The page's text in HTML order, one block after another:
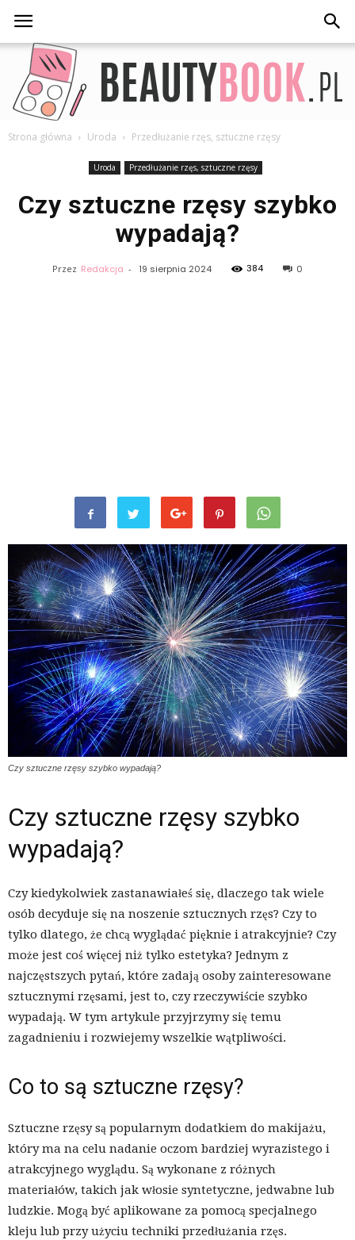
Strona główna Uroda Przedłużanie rzęs, sztuczne rzęsy
Uroda Przedłużanie rzęs, sztuczne rzęsy
Czy sztuczne rzęsy szybko
wypadają?
Przez Redakcja - 19 sierpnia 2024 384 0
Czy sztuczne rzęsy szybko wypadają?
Czy sztuczne rzęsy szybko
wypadają?
Czy kiedykolwiek zastanawiałeś się, dlaczego tak wiele
osób decyduje się na noszenie sztucznych rzęs? Czy to
tylko dlatego, że chcą wyglądać pięknie i atrakcyjnie? Czy
może jest coś więcej niż tylko estetyka? Jednym z
najczęstszych pytań, które zadają osoby zainteresowane
sztucznymi rzęsami, jest to, czy rzeczywiście szybko
wypadają. W tym artykule przyjrzymy się temu
zagadnieniu i rozwiejemy wszelkie wątpliwości.
Co to są sztuczne rzęsy?
Sztuczne rzęsy są popularnym dodatkiem do makijażu,
który ma na celu nadanie oczom bardziej wyrazistego i
atrakcyjnego wyglądu. Są wykonane z różnych
materiałów, takich jak włosie syntetyczne, jedwabne lub
ludzkie. Mogą być aplikowane za pomocą specjalnego
kleju lub przy użyciu techniki przedłużania rzęs.